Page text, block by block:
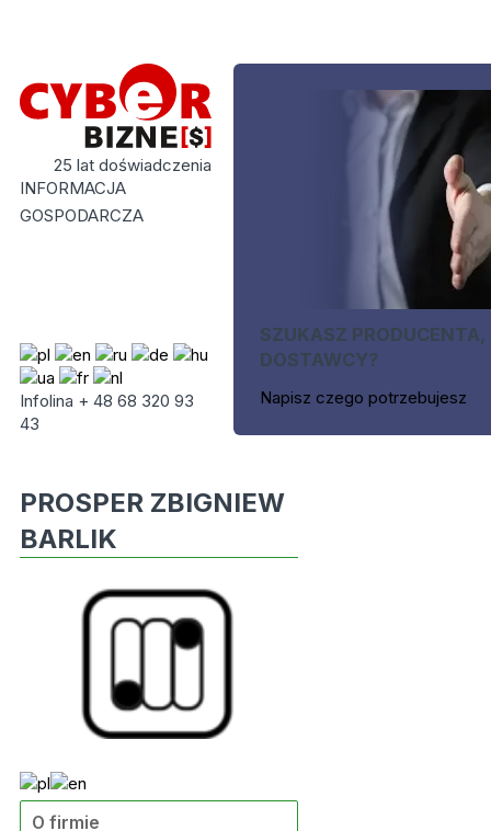
25 lat doświadczenia
INFORMACJA
GOSPODARCZA
Infolina + 48 68 320 93
43
SZUKASZ PRODUCENTA,
DOSTAWCY?
Napisz czego potrzebujesz
PROSPER ZBIGNIEW
BARLIK
O firmie